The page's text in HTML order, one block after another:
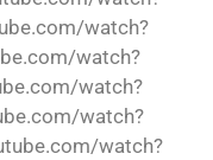
watch?
watch?
watch?
watch?
watch?